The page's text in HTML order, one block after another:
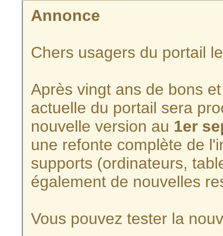
Annonce
Chers usagers du portail
Après vingt ans de bons
actuelle du portail sera
nouvelle version au 1er
une refonte complète de
supports (ordinateurs,
également de nouvelles
Vous pouvez tester la